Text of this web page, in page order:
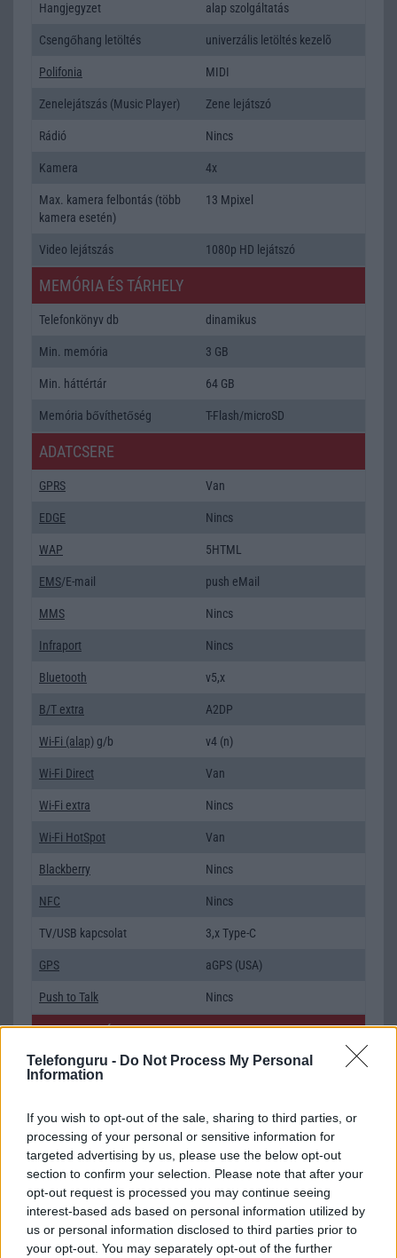
Telefonguru - Do Not Process My Personal
Information
If you wish to opt-out of the sale, sharing to third parties, or
processing of your personal or sensitive information for
targeted advertising by us, please use the below opt-out
section to confirm your selection. Please note that after your
opt-out request is processed you may continue seeing
interest-based ads based on personal information utilized by
us or personal information disclosed to third parties prior to
your opt-out. You may separately opt-out of the further
Hangjegyzet alap szolgáltatás
Csengőhang letöltés univerzális letöltés kezelõ
Polifonia MIDI
Zenelejátszás (Music Player) Zene lejátszó
Rádió Nincs
Kamera 4x
Max. kamera felbontás (több
kamera esetén)
13 Mpixel
Video lejátszás 1080p HD lejátszó
MEMÓRIA ÉS TÁRHELY
Telefonkönyv db dinamikus
Min. memória 3 GB
Min. háttértár 64 GB
Memória bővíthetőség T-Flash/microSD
ADATCSERE
GPRS Van
EDGE Nincs
WAP 5HTML
EMS/E-mail push eMail
MMS Nincs
Infraport Nincs
Bluetooth v5,x
B/T extra A2DP
Wi-Fi (alap) g/b v4 (n)
Wi-Fi Direct Van
Wi-Fi extra Nincs
Wi-Fi HotSpot Van
Blackberry Nincs
NFC Nincs
TV/USB kapcsolat 3,x Type-C
GPS aGPS (USA)
Push to Talk Nincs
AKKUMULÁTOR
Típus Li-Polimer
Cserélhetőség
Beszélgetési idő h /
Gyorstöltés
Nincs publikus adat!
ALKALMAZÁSOK ÉS ÉRZÉKELŐK
Java Nincs